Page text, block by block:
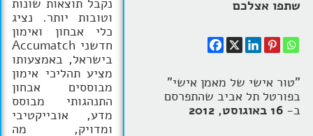
נקבל תוצאות שונות
וטובות יותר. נציג
כלי אבחון ואימון
חדשני Accumatch
בישראל, באמצעותו
מציע תהליכי אימון
מבוססים אבחון
התנהגותי מבוסס
מדע, אובייקטיבי
ומדויק, מה
שתפו אצלכם
"טור אישי של מאמן אישי"
בפורטל תל אביב שהתפרסם
ב- 16 באוגוסט, 2012